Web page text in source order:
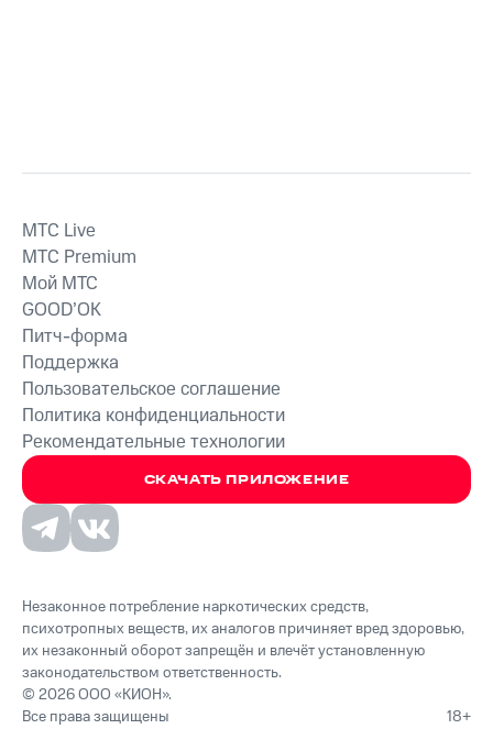
СКАЧАТЬ ПРИЛОЖЕНИЕ
MTС Live
MTС Premium
Мой МТС
GOOD’OK
Питч-форма
Поддержка
Пользовательское соглашение
Политика конфиденциальности
Рекомендательные технологии
Незаконное потребление наркотических средств,
психотропных веществ, их аналогов причиняет вред здоровью,
их незаконный оборот запрещён и влечёт установленную
законодательством ответственность.
© 2026 ООО «КИОН».
Все права защищены
18+